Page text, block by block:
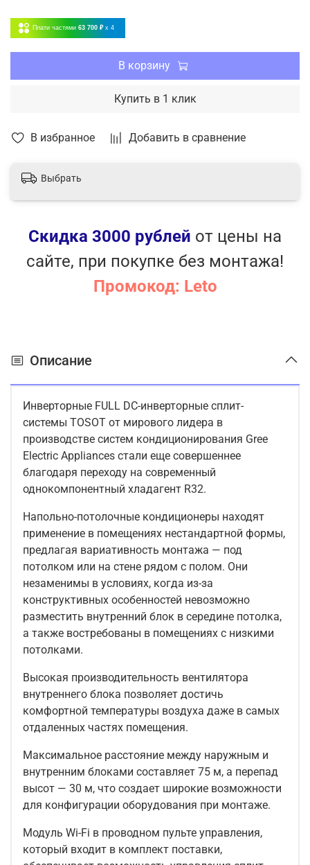
В избранное Добавить в сравнение
Инверторная технология
Плати частями 63 700 ₽ x 4
В корзину
Купить в 1 клик
Выбрать
Скидка 3000 рублей от цены на
сайте, при покупке без монтажа!
Промокод: Leto
Описание
Инверторные FULL DC-инверторные сплит-
системы TOSOT от мирового лидера в
производстве систем кондиционирования Gree
Electric Appliances стали еще совершеннее
благодаря переходу на современный
однокомпонентный хладагент R32.
Напольно-потолочные кондиционеры находят
применение в помещениях нестандартной формы,
предлагая вариативность монтажа — под
потолком или на стене рядом с полом. Они
незаменимы в условиях, когда из-за
конструктивных особенностей невозможно
разместить внутренний блок в середине потолка,
а также востребованы в помещениях с низкими
потолками.
Высокая производительность вентилятора
внутреннего блока позволяет достичь
комфортной температуры воздуха даже в самых
отдаленных частях помещения.
Максимальное расстояние между наружным и
внутренним блоками составляет 75 м, а перепад
высот — 30 м, что создает широкие возможности
для конфигурации оборудования при монтаже.
Модуль Wi-Fi в проводном пульте управления,
который входит в комплект поставки,